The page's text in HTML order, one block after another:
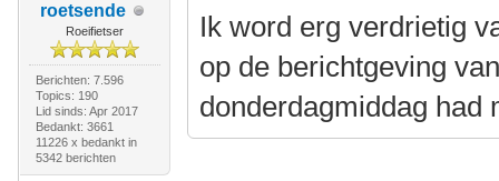
roetsende
Roeifietser
Berichten: 7.596
Topics: 190
Lid sinds: Apr 2017
Bedankt: 3661
11226 x bedankt in
5342 berichten
Ik word erg verdrietig
op de berichtgeving
donderdagmiddag had